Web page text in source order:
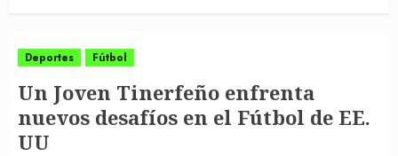
Deportes Fútbol
Un Joven Tinerfeño enfrenta
nuevos desafíos en el Fútbol de EE.
UU